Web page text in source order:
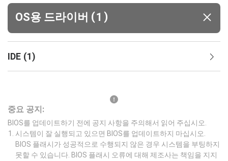
OS용 드라이버 (1 )
IDE (1)
중요 공지:
BIOS를 업데이트하기 전에 공지 사항을 주의해서 읽어 주십시오.
시스템이 잘 실행되고 있으면 BIOS를 업데이트하지 마십시오.
BIOS 플래시가 성공적으로 수행되지 않은 경우 시스템을 부팅하지
못할 수 있습니다. BIOS 플래시 오류에 대해 제조사는 책임을 지지